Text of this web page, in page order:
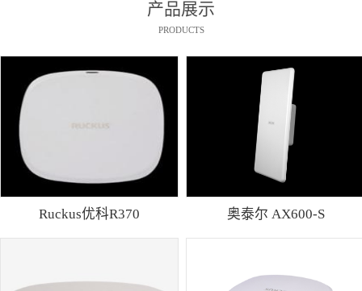
产品展示
PRODUCTS
Ruckus优科R370 奥泰尔 AX600-S